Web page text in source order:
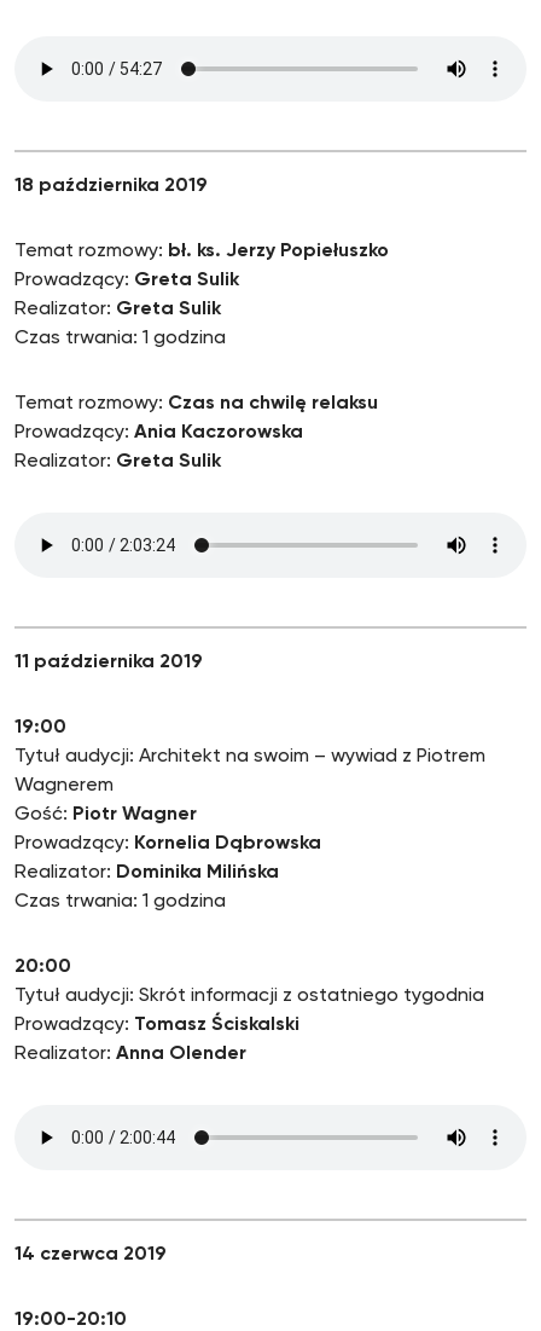
18 października 2019
Temat rozmowy: bł. ks. Jerzy Popiełuszko
Prowadzący: Greta Sulik
Realizator: Greta Sulik
Czas trwania: 1 godzina
Temat rozmowy: Czas na chwilę relaksu
Prowadzący: Ania Kaczorowska
Realizator: Greta Sulik
11 października 2019
19:00
Tytuł audycji: Architekt na swoim – wywiad z Piotrem
Wagnerem
Gość: Piotr Wagner
Prowadzący: Kornelia Dąbrowska
Realizator: Dominika Milińska
Czas trwania: 1 godzina
20:00
Tytuł audycji: Skrót informacji z ostatniego tygodnia
Prowadzący: Tomasz Ściskalski
Realizator: Anna Olender
14 czerwca 2019
19:00-20:10